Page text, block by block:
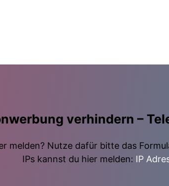
verhindern –
melden? Nutze dafür bitte das
IPs kannst du hier melden: IP